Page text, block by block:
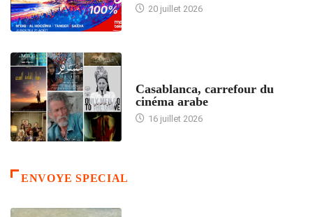
20 juillet 2026
Casablanca, carrefour du
cinéma arabe
16 juillet 2026
ENVOYE SPECIAL